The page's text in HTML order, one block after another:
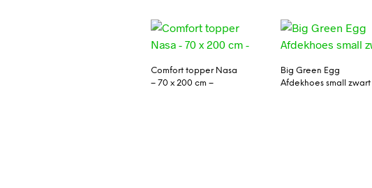
Comfort topper Nasa
– 70 x 200 cm –
Big Green Egg
Afdekhoes small zwart